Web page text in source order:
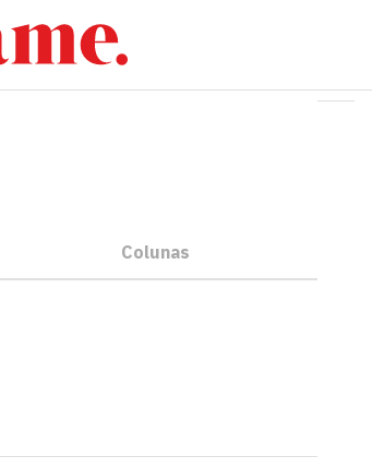
Colunas